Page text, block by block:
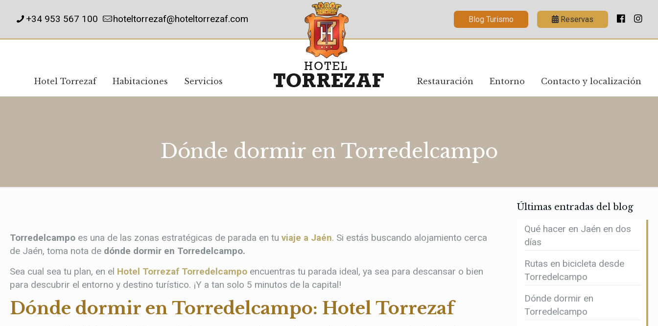
+34 953 567 100 hoteltorrezaf@hoteltorrezaf.com Blog Turismo Reservas
Hotel Torrezaf Habitaciones Servicios Restauración Entorno Contacto y localización
Dónde dormir en Torredelcampo
Torredelcampo es una de las zonas estratégicas de parada en tuviaje a Jaén. Si estás buscando alojamiento cerca
de Jaén, toma nota de dónde dormir en Torredelcampo.
Sea cual sea tu plan, en el Hotel Torrezaf Torredelcampo encuentras tu parada ideal, ya sea para descansar o bien
para descubrir el entorno y destino turístico. ¡Y a tan solo 5 minutos de la capital!
Dónde dormir en Torredelcampo: Hotel Torrezaf
Últimas entradas del blog
Qué hacer en Jaén en dos
días
Rutas en bicicleta desde
Torredelcampo
Dónde dormir en
Torredelcampo